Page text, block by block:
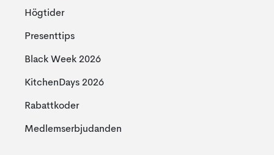
Högtider
Presenttips
Black Week 2026
KitchenDays 2026
Rabattkoder
Medlemserbjudanden